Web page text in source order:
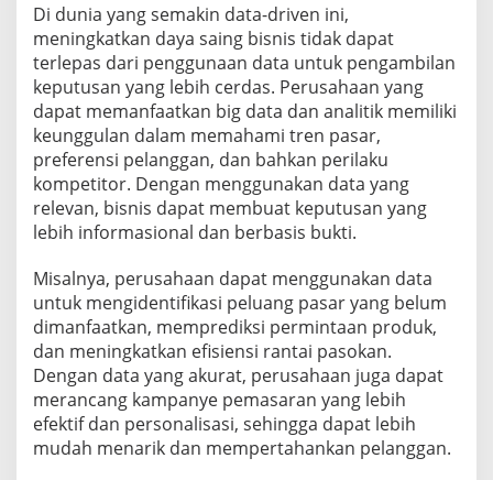
Di dunia yang semakin data-driven ini,
meningkatkan daya saing bisnis tidak dapat
terlepas dari penggunaan data untuk pengambilan
keputusan yang lebih cerdas. Perusahaan yang
dapat memanfaatkan big data dan analitik memiliki
keunggulan dalam memahami tren pasar,
preferensi pelanggan, dan bahkan perilaku
kompetitor. Dengan menggunakan data yang
relevan, bisnis dapat membuat keputusan yang
lebih informasional dan berbasis bukti.
Misalnya, perusahaan dapat menggunakan data
untuk mengidentifikasi peluang pasar yang belum
dimanfaatkan, memprediksi permintaan produk,
dan meningkatkan efisiensi rantai pasokan.
Dengan data yang akurat, perusahaan juga dapat
merancang kampanye pemasaran yang lebih
efektif dan personalisasi, sehingga dapat lebih
mudah menarik dan mempertahankan pelanggan.